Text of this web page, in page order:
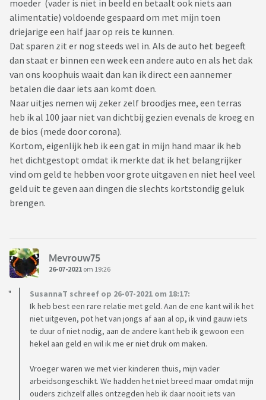
moeder (vader is niet in beeld en betaalt ook niets aan
alimentatie) voldoende gespaard om met mijn toen
driejarige een half jaar op reis te kunnen.
Dat sparen zit er nog steeds wel in. Als de auto het begeeft
dan staat er binnen een week een andere auto en als het dak
van ons koophuis waait dan kan ik direct een aannemer
betalen die daar iets aan komt doen.
Naar uitjes nemen wij zeker zelf broodjes mee, een terras
heb ik al 100 jaar niet van dichtbij gezien evenals de kroeg en
de bios (mede door corona).
Kortom, eigenlijk heb ik een gat in mijn hand maar ik heb
het dichtgestopt omdat ik merkte dat ik het belangrijker
vind om geld te hebben voor grote uitgaven en niet heel veel
geld uit te geven aan dingen die slechts kortstondig geluk
brengen.
Mevrouw75
26-07-2021 om 19:26
SusannaT schreef op 26-07-2021 om 18:17:
Ik heb best een rare relatie met geld. Aan de ene kant wil ik het
niet uitgeven, pot het van jongs af aan al op, ik vind gauw iets
te duur of niet nodig, aan de andere kant heb ik gewoon een
hekel aan geld en wil ik me er niet druk om maken.
Vroeger waren we met vier kinderen thuis, mijn vader
arbeidsongeschikt. We hadden het niet breed maar omdat mijn
ouders zichzelf alles ontzegden heb ik daar nooit iets van